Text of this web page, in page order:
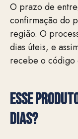
O prazo de
confirmação do
região. O
dias úteis, e
recebe o código
Esse
dias?